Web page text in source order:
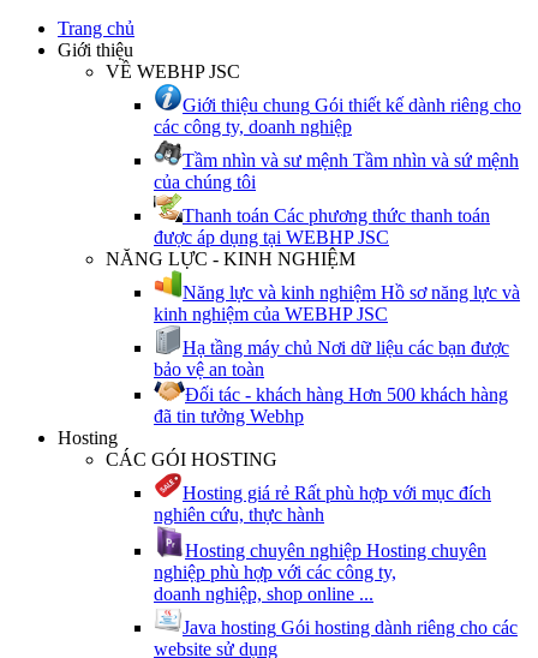
Trang chủ
Giới thiệu
VỀ WEBHP JSC
Giới thiệu chung Gói thiết kế dành riêng cho
các công ty, doanh nghiệp
Tầm nhìn và sư mệnh Tầm nhìn và sứ mệnh
của chúng tôi
Thanh toán Các phương thức thanh toán
được áp dụng tại WEBHP JSC
NĂNG LỰC - KINH NGHIỆM
Năng lực và kinh nghiệm Hồ sơ năng lực và
kinh nghiệm của WEBHP JSC
Hạ tầng máy chủ Nơi dữ liệu các bạn được
bảo vệ an toàn
Đối tác - khách hàng Hơn 500 khách hàng
đã tin tưởng Webhp
Hosting
CÁC GÓI HOSTING
Hosting giá rẻ Rất phù hợp với mục đích
nghiên cứu, thực hành
Hosting chuyên nghiệp Hosting chuyên
nghiệp phù hợp với các công ty,
doanh nghiệp, shop online ...
Java hosting Gói hosting dành riêng cho các
website sử dụng